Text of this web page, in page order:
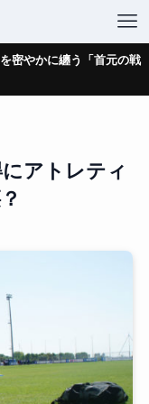
密やかに纏う「首元の戦
アトレティ